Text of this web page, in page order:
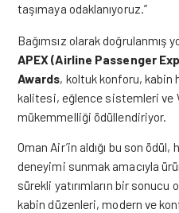
taşımaya odaklanıyoruz.”
Bağımsız olarak
APEX (Airline Passenger
Awards, koltuk konforu,
kalitesi, eğlence sistemleri ve
mükemmelliği ödüllendiriyor.
Oman Air’in aldığı bu son
deneyimi sunmak amacıyla
sürekli yatırımların bir
kabin düzenleri, modern ve